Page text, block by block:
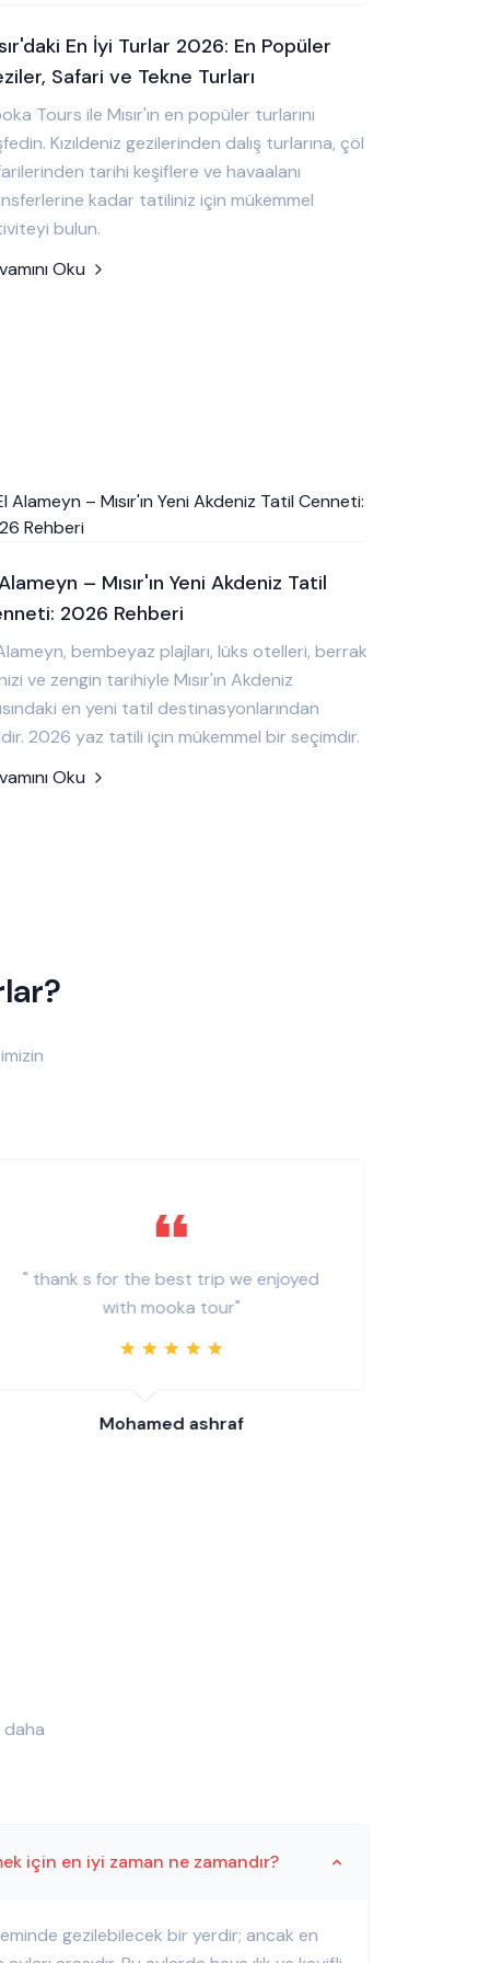
En İyi Turlar 2026: En Popüler
Safari ve Tekne Turları
Tours ile Mısır'ın en popüler turlarını
Kızıldeniz gezilerinden dalış turlarına, çöl
tarihi keşiflere ve havaalanı
kadar tatiliniz için mükemmel
bulun.
Oku
– Mısır'ın Yeni Akdeniz Tatil
2026 Rehberi
bembeyaz plajları, lüks otelleri, berrak
ve zengin tarihiyle Mısır'ın Akdeniz
en yeni tatil destinasyonlarından
2026 yaz tatili için mükemmel bir seçimdir.
Oku
" thank s for the best trip we enjoyed
with mooka tour"
Mohamed ashraf
daha
için en iyi zaman ne zamandır?
gezilebilecek bir yerdir; ancak en